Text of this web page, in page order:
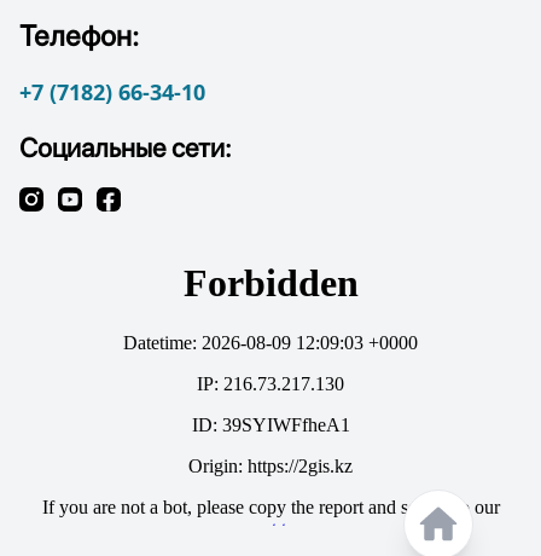
Телефон:
+7 (7182) 66-34-10
Социальные сети: